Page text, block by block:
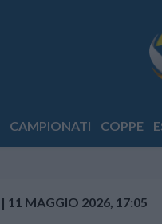
CAMPIONATI COPPE
| 11 MAGGIO 2026, 17:05